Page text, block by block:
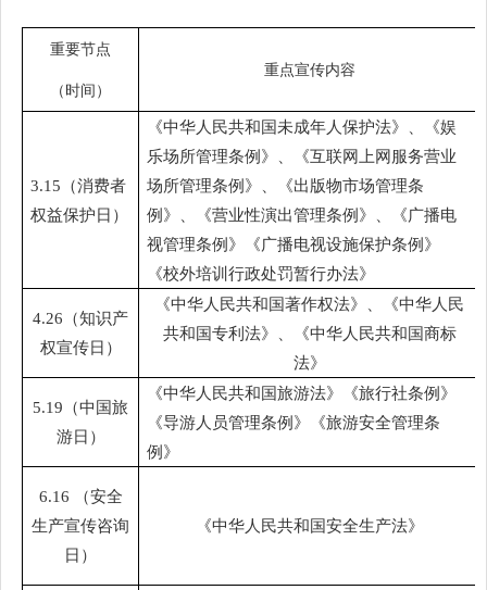
重要节点
（时间）
重点宣传内容
3.15（消费者
权益保护日）
《中华人民共和国未成年人保护法》
、《娱
乐场所管理条例》、《互联网上网服务营业
场所管理条例》、《出版物市场管理条
例》、
《营业性演出管理条例》
、《广播电
视管理条例》《广播电视设施保护条例》
《校外培训行政处罚暂行办法》
4.26（知识产
权宣传日）
《中华人民共和国著作权法》
《中华人民
共和国专利法》
《中华人民共和国商标
法》
5.19（中国旅
游日）
《中华人民共和国旅游法》
《旅行社条例》
《导游人员管理条例》《旅游安全管理条
例》
6.16 （安全
生产宣传咨询
日）
《中华人民共和国安全生产法》